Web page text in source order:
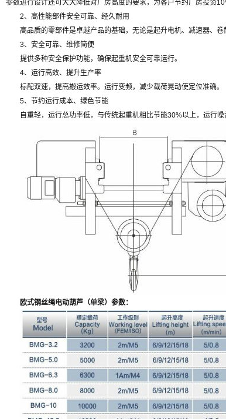
参数进行设计还可大大降低对厂房高度的要求，为客户节约厂房投资
2、高性能部件安全可靠、经久耐用
高品质的零部件是卓越产品的基础，无论是起升电机、减速器、卷
3、安全可靠、维修简便
提供多种安全保护功能，确保起重机安全可靠运行。
4、运行高效、提升生产率
标配双速，提高搬运效率。运行变频，减少载荷晃动使定位准确。
5、节约运行成本、绿色节能
自重轻，运行总功率低，与传统起重机相比节能30%以上，运行
欧式钢丝绳电动葫芦（单梁）参数：